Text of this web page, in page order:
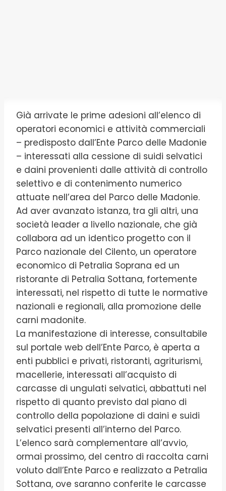
Già arrivate le prime adesioni all’elenco di
operatori economici e attività commerciali
– predisposto dall’Ente Parco delle Madonie
– interessati alla cessione di suidi selvatici
e daini provenienti dalle attività di controllo
selettivo e di contenimento numerico
attuate nell’area del Parco delle Madonie.
Ad aver avanzato istanza, tra gli altri, una
società leader a livello nazionale, che già
collabora ad un identico progetto con il
Parco nazionale del Cilento, un operatore
economico di Petralia Soprana ed un
ristorante di Petralia Sottana, fortemente
interessati, nel rispetto di tutte le normative
nazionali e regionali, alla promozione delle
carni madonite.
La manifestazione di interesse, consultabile
sul portale web dell’Ente Parco, è aperta a
enti pubblici e privati, ristoranti, agriturismi,
macellerie, interessati all’acquisto di
carcasse di ungulati selvatici, abbattuti nel
rispetto di quanto previsto dal piano di
controllo della popolazione di daini e suidi
selvatici presenti all’interno del Parco.
L’elenco sarà complementare all’avvio,
ormai prossimo, del centro di raccolta carni
voluto dall’Ente Parco e realizzato a Petralia
Sottana, ove saranno conferite le carcasse